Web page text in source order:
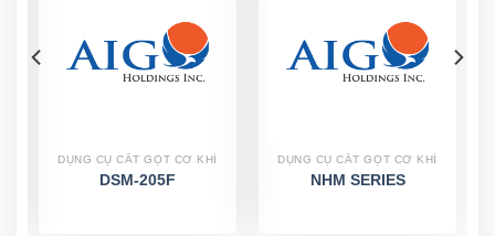
DỤNG CỤ CẮT GỌT CƠ KHÍ
DSM-205F
DỤNG CỤ CẮT GỌT CƠ KHÍ
NHM SERIES